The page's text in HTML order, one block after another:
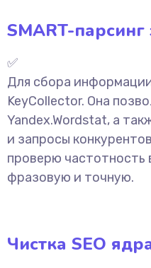
SMART-
✅
Для сбора
KeyCollector. Она
Yandex.Wordstat, а
и запросы
проверю частотность
фразовую и точную.
Чистка SEO